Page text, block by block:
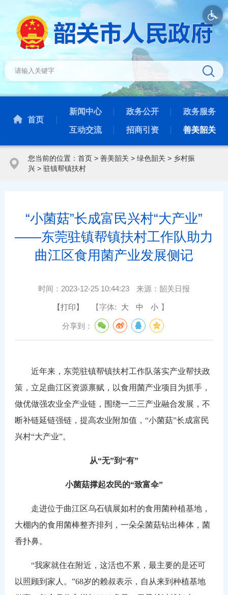
首页
新闻中心 政务公开 政务服务
互动交流 招商引资 善美韶关
您当前的位置： 首页> 善美韶关> 绿色韶关> 乡村振
兴> 驻镇帮镇扶村
“小菌菇”长成富民兴村“大产业”
——东莞驻镇帮镇扶村工作队助力
曲江区食用菌产业发展侧记
时间： 2023-12-25 10:44:23 来源： 韶关日报
【打印】 【字体: 大 中 小 】
分享到：
近年来，东莞驻镇帮镇扶村工作队落实产业帮扶政
策，立足曲江区资源禀赋，以食用菌产业项目为抓手，
做优做强农业全产业链，围绕一二三产业融合发展，不
断补链延链强链，提高农业附加值，“小菌菇”长成富民
兴村“大产业”。
从“无”到“有”
小菌菇撑起农民的“致富伞”
走进位于曲江区乌石镇展如村的食用菌种植基地，
大棚内的食用菌棒整齐排列，一朵朵菌菇钻出棒体，菌
香扑鼻。
“我家就住在附近，这活也不累，最主要的是还可
以照顾到家人。”68岁的赖叔表示，自从来到种植基地